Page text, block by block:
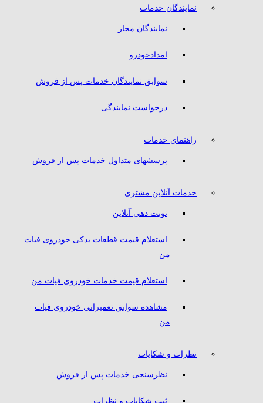
نمایندگان خدمات
نمایندگان مجاز
امدادخودرو
سوابق نمایندگان خدمات پس از فروش
درخواست نمایندگی
راهنمای خدمات
پرسشهای متداول خدمات پس از فروش
خدمات آنلاین مشتری
نوبت دهی آنلاین
استعلام قیمت قطعات یدکی خودروی فیات
من
استعلام قیمت خدمات خودروی فیات من
مشاهده سوابق تعمیراتی خودروی فیات
من
نظرات و شکایات
نظرسنجی خدمات پس از فروش
ثبت شکایات و نظرات